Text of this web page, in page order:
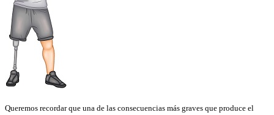
Queremos recordar que una de las consecuencias más graves que produce el